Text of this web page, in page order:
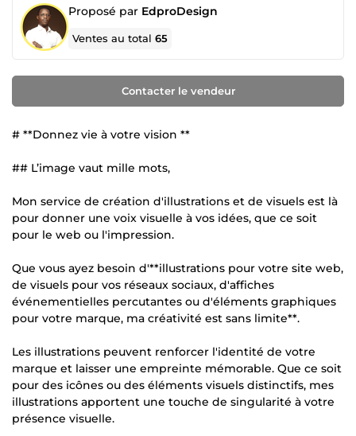
Proposé par EdproDesign
Ventes au total65
Contacter le vendeur
# **Donnez vie à votre vision **
## L’image vaut mille mots,
Mon service de création d'illustrations et de visuels est là
pour donner une voix visuelle à vos idées, que ce soit
pour le web ou l'impression.
Que vous ayez besoin d'**illustrations pour votre site web,
de visuels pour vos réseaux sociaux, d'affiches
événementielles percutantes ou d'éléments graphiques
pour votre marque, ma créativité est sans limite**.
Les illustrations peuvent renforcer l'identité de votre
marque et laisser une empreinte mémorable. Que ce soit
pour des icônes ou des éléments visuels distinctifs, mes
illustrations apportent une touche de singularité à votre
présence visuelle.